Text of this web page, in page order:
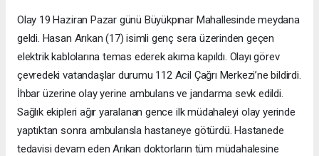
Olay 19 Haziran Pazar günü Büyükpınar Mahallesinde meydana
geldi. Hasan Arıkan (17) isimli genç sera üzerinden geçen
elektrik kablolarına temas ederek akıma kapıldı. Olayı görev
çevredeki vatandaşlar durumu 112 Acil Çağrı Merkezi’ne bildirdi.
İhbar üzerine olay yerine ambulans ve jandarma sevk edildi.
Sağlık ekipleri ağır yaralanan gence ilk müdahaleyi olay yerinde
yaptıktan sonra ambulansla hastaneye götürdü. Hastanede
tedavisi devam eden Arıkan doktorların tüm müdahalesine